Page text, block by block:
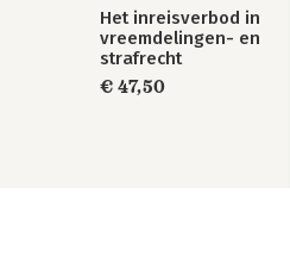
Het inreisverbod in
vreemdelingen- en
strafrecht
€ 47,50